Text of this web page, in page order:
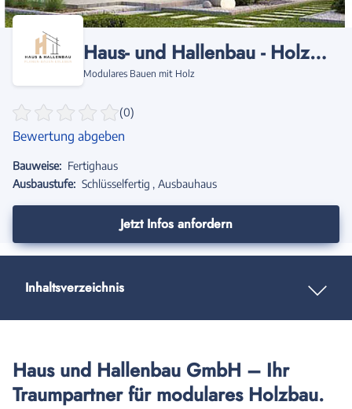
Haus- und Hallenbau - Holzmodulbau
Modulares Bauen mit Holz
(0)
Bewertung abgeben
Bauweise: Fertighaus
Ausbaustufe: Schlüsselfertig Ausbauhaus
Jetzt Infos anfordern
Inhaltsverzeichnis
Haus und Hallenbau GmbH – Ihr
Traumpartner für modulares Holzbau.